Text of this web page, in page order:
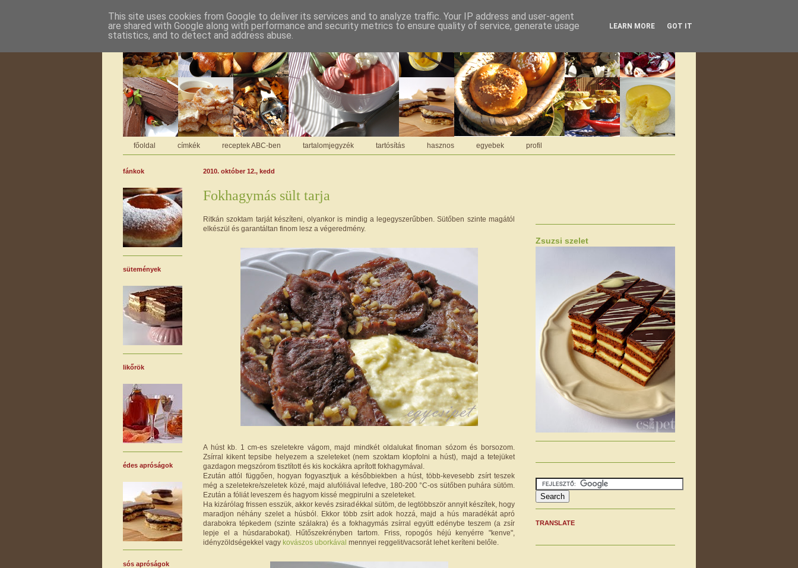
főoldal címkék receptek ABC-ben tartalomjegyzék tartósítás hasznos egyebek profil
2010. október 12., kedd
Fokhagymás sült tarja
Ritkán szoktam tarját készíteni, olyankor is mindig a legegyszerűbben. Sütőben szinte magától
elkészül és garantáltan finom lesz a végeredmény.
A húst kb. 1 cm-es szeletekre vágom, majd mindkét oldalukat finoman sózom és borsozom.
Zsírral kikent tepsibe helyezem a szeleteket (nem szoktam klopfolni a húst), majd a tetejüket
gazdagon megszórom tisztított és kis kockákra aprított fokhagymával.
Ezután attól függően, hogyan fogyasztjuk a későbbiekben a húst, több-kevesebb zsírt teszek
még a szeletekre/szeletek közé, majd alufóliával lefedve, 180-200 °C-os sütőben puhára sütöm.
Ezután a fóliát leveszem és hagyom kissé megpirulni a szeleteket.
Ha kizárólag frissen esszük, akkor kevés zsiradékkal sütöm, de legtöbbször annyit készítek, hogy
maradjon néhány szelet a húsból. Ekkor több zsírt adok hozzá, majd a hús maradékát apró
darabokra tépkedem (szinte szálakra) és a fokhagymás zsírral együtt edénybe teszem (a zsír
lepje el a húsdarabokat). Hűtőszekrényben tartom. Friss, ropogós héjú kenyérre "kenve",
idényzöldségekkel vagy kovászos uborkával mennyei reggelit/vacsorát lehet keríteni belőle.
fánkok
sütemények
likőrök
édes apróságok
sós apróságok
Zsuzsi szelet
TRANSLATE
This site uses cookies from Google to deliver its services and to analyze traffic. Your IP address and user-agent
are shared with Google along with performance and security metrics to ensure quality of service, generate usage
statistics, and to detect and address abuse.
LEARN MORE GOT IT